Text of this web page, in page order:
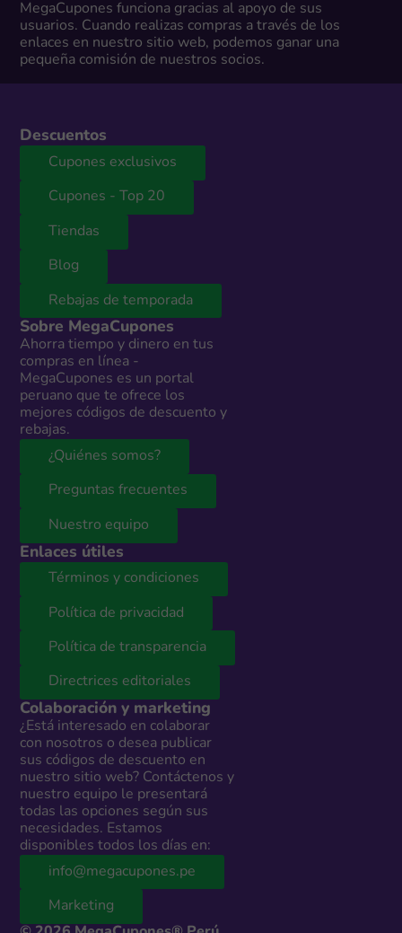
MegaCupones funciona gracias al apoyo de sus
usuarios. Cuando realizas compras a través de los
enlaces en nuestro sitio web, podemos ganar una
pequeña comisión de nuestros socios.
Descuentos
Cupones exclusivos
Cupones - Top 20
Tiendas
Blog
Rebajas de temporada
Sobre MegaCupones
Ahorra tiempo y dinero en tus
compras en línea -
MegaCupones es un portal
peruano que te ofrece los
mejores códigos de descuento y
rebajas.
¿Quiénes somos?
Preguntas frecuentes
Nuestro equipo
Enlaces útiles
Términos y condiciones
Política de privacidad
Política de transparencia
Directrices editoriales
Colaboración y marketing
¿Está interesado en colaborar
con nosotros o desea publicar
sus códigos de descuento en
nuestro sitio web? Contáctenos y
nuestro equipo le presentará
todas las opciones según sus
necesidades. Estamos
disponibles todos los días en:
info@megacupones.pe
Marketing